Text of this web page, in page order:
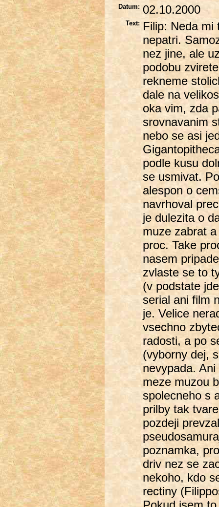
Datum: 02.10.2000
Text: Filip: Neda mi
nepatri.
nez jine, ale
podobu
rekneme
dale na
oka vim, zda
srovnavanim
nebo se asi
podle kusu
se usmivat.
alespon o
navrhoval
je dulezita o
muze zabrat
proc. Take
nasem
zvlaste se to
(v podstate
serial ani film
je. Velice
vsechno
radosti, a po
(vyborny dej,
nevypada.
meze muzou
spolecneho s
prilby tak
pozdeji
poznamka,
driv nez se
nekoho, kdo
rectiny